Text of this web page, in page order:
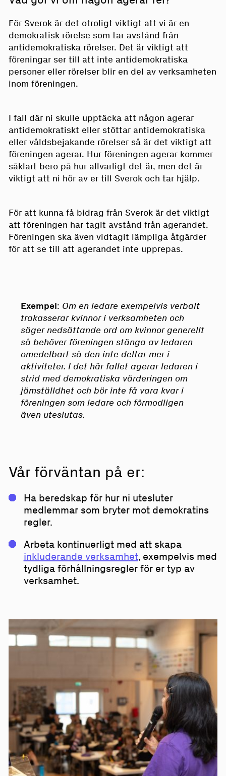
För Sverok är det otroligt viktigt att vi är en
demokratisk rörelse som tar avstånd från
antidemokratiska rörelser. Det är viktigt att
föreningar ser till att inte antidemokratiska
personer eller rörelser blir en del av verksamheten
inom föreningen.
I fall där ni skulle upptäcka att någon agerar
antidemokratiskt eller stöttar antidemokratiska
eller våldsbejakande rörelser så är det viktigt att
föreningen agerar. Hur föreningen agerar kommer
såklart bero på hur allvarligt det är, men det är
viktigt att ni hör av er till Sverok och tar hjälp.
För att kunna få bidrag från Sverok är det viktigt
att föreningen har tagit avstånd från agerandet.
Föreningen ska även vidtagit lämpliga åtgärder
för att se till att agerandet inte upprepas.
Exempel: Om en ledare exempelvis verbalt
trakasserar kvinnor i verksamheten och
säger nedsättande ord om kvinnor generellt
så behöver föreningen stänga av ledaren
omedelbart så den inte deltar mer i
aktiviteter. I det här fallet agerar ledaren i
strid med demokratiska värderingen om
jämställdhet och bör inte få vara kvar i
föreningen som ledare och förmodligen
även uteslutas.
Vår förväntan på er:
Ha beredskap för hur ni utesluter
medlemmar som bryter mot demokratins
regler.
Arbeta kontinuerligt med att skapa
inkluderande verksamhet, exempelvis med
tydliga förhållningsregler för er typ av
verksamhet.